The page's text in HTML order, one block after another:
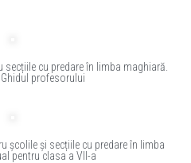
secțiile cu predare în limba maghiară.
profesorului
școlile și secțiile cu predare în limba
pentru clasa a VII-a